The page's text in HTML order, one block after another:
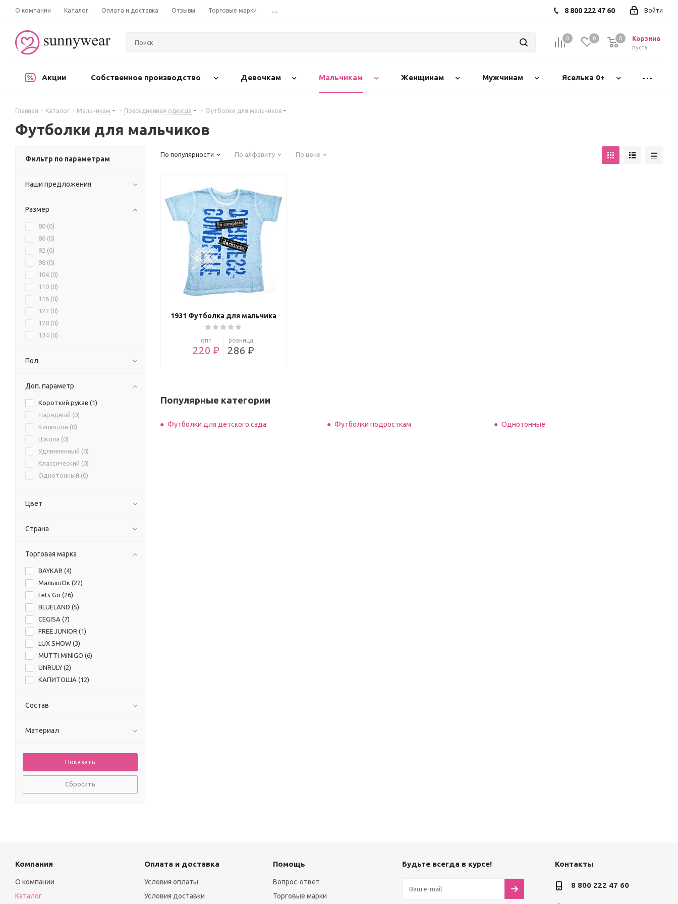
О компании Каталог Оплата и доставка Отзывы Торговые марки ... Войти
8 800 222 47 60
0 0 Корзина
пуста
0
Акции Собственное производство Девочкам Мальчикам Женщинам Мужчинам Яселька 0+
Главная - Каталог - Мальчикам - Повседневная одежда - Футболки для мальчиков
Футболки для мальчиков
По популярности По алфавиту По цене
1931 Футболка для мальчика
опт
220 ₽
розница
286 ₽
Популярные категории
Футболки для детского сада Футболки подросткам Однотонные
Фильтр по параметрам
Наши предложения
Размер
80 (0)
86 (0)
92 (0)
98 (0)
104 (0)
110 (0)
116 (0)
122 (0)
128 (0)
134 (0)
158 (0)
170 (
176+ ( 0
Пол
Доп. параметр
Короткий рукав (1)
Нарядный (0)
Капюшон (0)
Школа (0)
Удлинненный (0)
Классический (0)
Однотонный (0)
Цвет
Страна
Торговая марка
BAYKAR (4)
МалышОк (22)
Lets Go (26)
BLUELAND (5)
CEGISA (7)
FREE JUNIOR (1)
LUX SHOW (3)
MUTTI MINIGO (6)
UNRULY (2)
КАПИТОША (12)
BAYFIGO (
BENETI (
BUCI KIDS (2)
BUSEN baby (3)
By-Gri (7)
CARRINOS (11 )
ICON (
LEYZ (
Lily Show (
Состав
Материал
Сбросить
Компания
О компании
Каталог
Оплата и доставка
Условия оплаты
Условия доставки
Помощь
Вопрос-ответ
Торговые марки
Будьте всегда в курсе! Контакты
8 800 222 47 60